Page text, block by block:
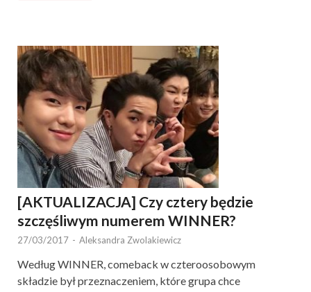
[AKTUALIZACJA] Czy cztery będzie
szczęśliwym numerem WINNER?
27/03/2017 - Aleksandra Zwolakiewicz
Według WINNER, comeback w czteroosobowym
składzie był przeznaczeniem, które grupa chce